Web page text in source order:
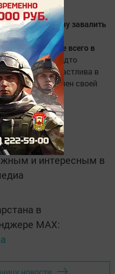
одна, не хочу завалить
стоит
Илучше всего в
лица, как будто
например, я счастлива в
я доволен своей
и интересным в
в
MАХ:
новости